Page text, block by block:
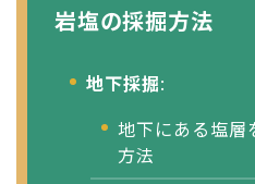
岩塩の採掘方法
地下採掘:
地下にある塩層
方法